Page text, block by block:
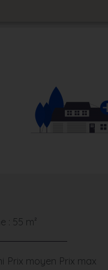
: 55 m²
Prix moyen Prix max